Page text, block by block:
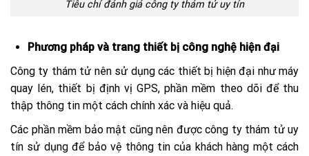
Tiêu chí đánh giá công ty thám tử uy tín
Phương pháp và trang thiết bị công nghệ hiện đại
Công ty thám tử nên sử dụng các thiết bị hiện đại như máy
quay lén, thiết bị định vị GPS, phần mềm theo dõi để thu
thập thông tin một cách chính xác và hiệu quả.
Các phần mềm bảo mật cũng nên được công ty thám tử uy
tín sử dụng để bảo vệ thông tin của khách hàng một cách